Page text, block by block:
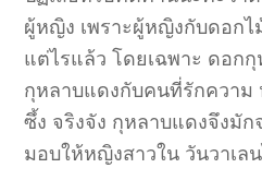
ผู้หญิง เพราะผู้หญิงกับดอก
แต่ไรแล้ว โดยเฉพาะ ดอก
กุหลาบแดงกับคนที่รักความ
ซึ้ง จริงจัง กุหลาบแดงจึงมั
มอบให้หญิงสาวใน วันวาเล